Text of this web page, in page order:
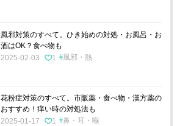
風邪対策のすべて。ひき始めの対処・お風呂・お
酒はOK？食べ物も
2025-02-03
1 風邪・熱
花粉症対策のすべて。市販薬・食べ物・漢方薬の
おすすめ！痒い時の対処法も
2025-01-17
1 鼻・耳・喉